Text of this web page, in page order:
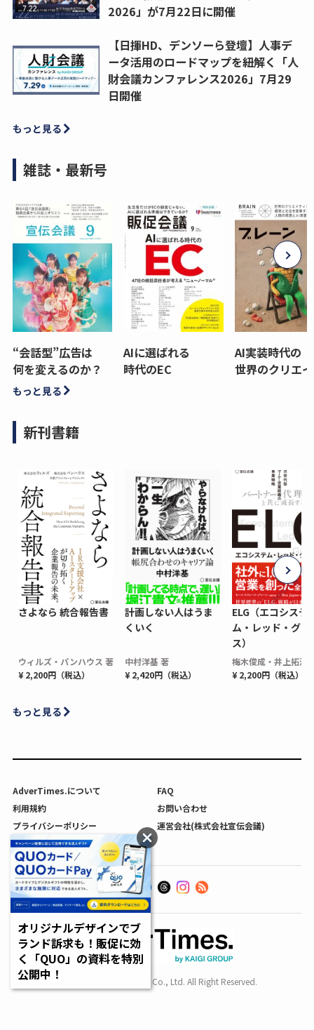
2026」が7月22日に開催
【日揮HD、デンソーら登壇】人事デ
ータ活用のロードマップを紐解く「人
財会議カンファレンス2026」7月29
日開催
もっと見る
雑誌・最新号
“会話型”広告は
何を変えるのか？
AIに選ばれる
時代のEC
AI実装時代の
世界のクリエ
もっと見る
新刊書籍
さよなら 統合報告書
ウィルズ・パンハウス 著
¥ 2,200円（税込）
計画しない人はうま
くいく
中村洋基 著
¥ 2,420円（税込）
ELG（エコシステ
ム・レッド・グロ
ス）
梅木俊成・井上拓海
¥ 2,200円（税込）
もっと見る
AdverTimes.について
FAQ
利用規約
お問い合わせ
プライバシーポリシー
運営会社(株式会社宣伝会議)
利用者情報の外部送信について
Copyright SENDENKAIGI Co., Ltd. All Right Reserved.
オリジナルデザインでブ
ランド訴求も！販促に効
く「QUO」の資料を特別
公開中！